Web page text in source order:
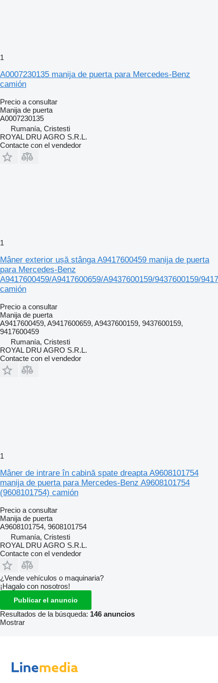
1
A0007230135 manija de puerta para Mercedes-Benz
camión
Precio a consultar
Manija de puerta
A0007230135
Rumanía, Cristesti
ROYAL DRU AGRO S.R.L.
Contacte con el vendedor
1
Mâner exterior ușă stânga A9417600459 manija de puerta
para Mercedes-Benz
A9417600459/A9417600659/A9437600159/9437600159/
camión
Precio a consultar
Manija de puerta
A9417600459, A9417600659, A9437600159, 9437600159,
9417600459
Rumanía, Cristesti
ROYAL DRU AGRO S.R.L.
Contacte con el vendedor
1
Mâner de intrare în cabină spate dreapta A9608101754
manija de puerta para Mercedes-Benz A9608101754
(9608101754) camión
Precio a consultar
Manija de puerta
A9608101754, 9608101754
Rumanía, Cristesti
ROYAL DRU AGRO S.R.L.
Contacte con el vendedor
¿Vende vehículos o maquinaria?
¡Hagalo con nosotros!
Publicar el anuncio
Resultados de la búsqueda: 146 anuncios
Mostrar